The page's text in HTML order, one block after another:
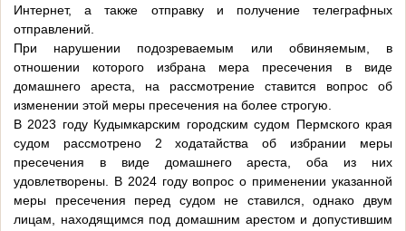
Интернет, а также отправку и получение телеграфных
отправлений.
При нарушении подозреваемым или обвиняемым, в
отношении которого избрана мера пресечения в виде
домашнего ареста, на рассмотрение ставится вопрос об
изменении этой меры пресечения на более строгую.
В 2023 году Кудымкарским городским судом Пермского края
судом рассмотрено 2 ходатайства об избрании меры
пресечения в виде домашнего ареста, оба из них
удовлетворены. В 2024 году вопрос о применении указанной
меры пресечения перед судом не ставился, однако двум
лицам, находящимся под домашним арестом и допустившим